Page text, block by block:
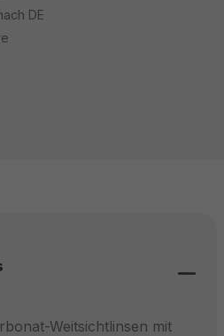
DE
Weitsichtlinsen mit